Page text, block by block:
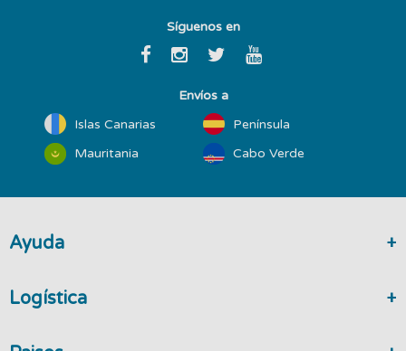
Síguenos en
Envíos a
Islas Canarias
Península
Mauritania
Cabo Verde
Ayuda
Logística